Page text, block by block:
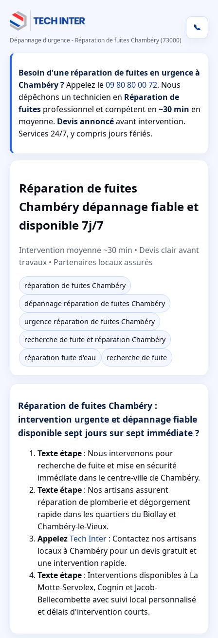
Dépannage d'urgence - Réparation de fuites Chambéry (73000)
📞
Besoin d'une réparation de fuites en urgence à
Chambéry ?Appelez le09 80 80 00 72. Nous
dépêchons un technicien en Réparation de
fuites professionnel et compétent en ~30 min en
moyenne. Devis annoncéavant intervention.
Services 24/7, y compris jours fériés.
Réparation de fuites
Chambéry dépannage fiable et
disponible 7j/7
Intervention moyenne ~30 min • Devis clair avant
travaux • Partenaires locaux assurés
réparation de fuites Chambéry
dépannage réparation de fuites Chambéry
urgence réparation de fuites Chambéry
recherche de fuite et réparation Chambéry
réparation fuite d'eau
recherche de fuite
Réparation de fuites Chambéry :
intervention urgente et dépannage fiable
disponible sept jours sur sept immédiate ?
Texte étape : Nous intervenons pour
recherche de fuite et mise en sécurité
immédiate dans le centre-ville de Chambéry.
Texte étape : Nos artisans assurent
réparation de plomberie et dégorgement
rapide dans les quartiers du Biollay et
Chambéry-le-Vieux.
AppelezTech Inter : Contactez nos artisans
locaux à Chambéry pour un devis gratuit et
une intervention rapide.
Texte étape : Interventions disponibles à La
Motte-Servolex, Cognin et Jacob-
Bellecombette avec suivi local personnalisé
et délais d'intervention courts.